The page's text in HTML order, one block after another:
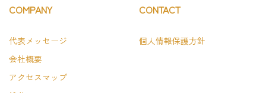
COMPANY
代表メッセージ
会社概要
アクセスマップ
CONTACT
個人情報保護方針